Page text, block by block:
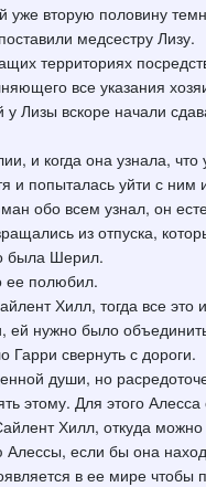
уже вторую половину
медсестру Лизу.
территориях
все указания
Лизы вскоре начали
и когда она узнала,
попыталась уйти с ним
обо всем узнал, он
из отпуска,
была Шерил.
ее полюбил.
Хилл, тогда все это
нужно было
свернуть с дороги.
души, но
этому. Для этого
Хилл, откуда
если бы она
в ее мире чтобы